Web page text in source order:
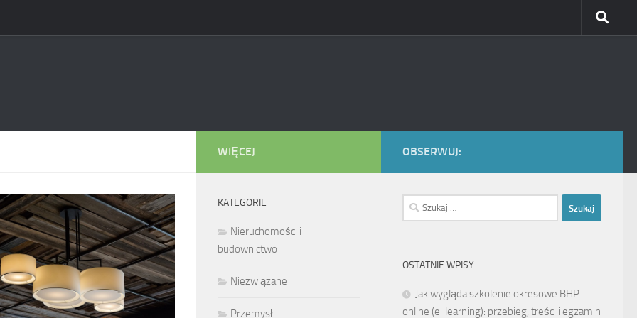
OBSERWUJ:
Szukaj:
OSTATNIE WPISY
Jak wygląda szkolenie okresowe BHP
online (e-learning): przebieg, treści i egzamin
WIĘCEJ
KATEGORIE
Nieruchomości i
budownictwo
Niezwiązane
Przemysł